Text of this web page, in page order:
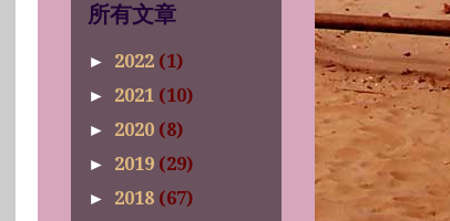
所有文章
► 2022 (1)
► 2021 (10)
► 2020 (8)
► 2019 (29)
► 2018 (67)